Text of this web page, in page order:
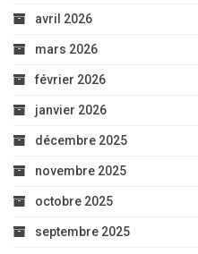
avril 2026
mars 2026
février 2026
janvier 2026
décembre 2025
novembre 2025
octobre 2025
septembre 2025